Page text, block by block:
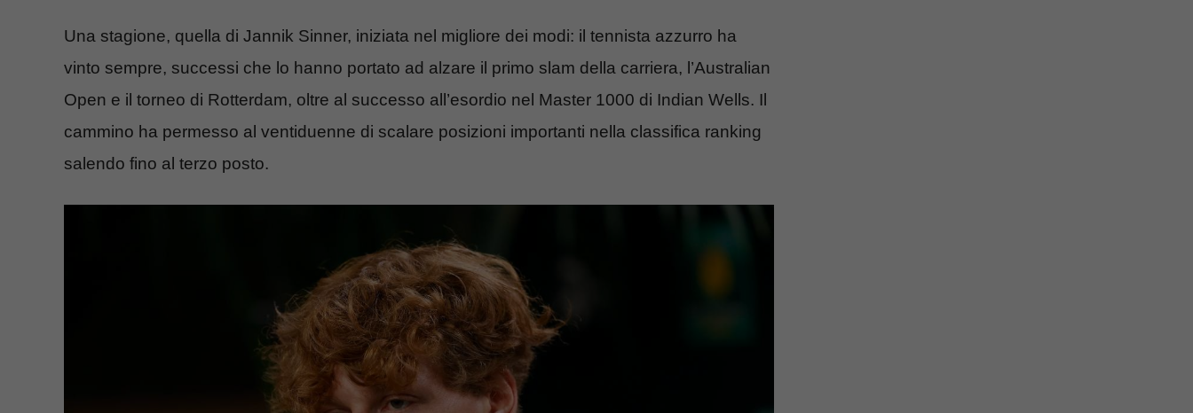
Una stagione, quella di Jannik Sinner, iniziata nel migliore dei modi: il tennista azzurro ha
vinto sempre, successi che lo hanno portato ad alzare il primo slam della carriera, l’Australian
Open e il torneo di Rotterdam, oltre al successo all’esordio nel Master 1000 di Indian Wells. Il
cammino ha permesso al ventiduenne di scalare posizioni importanti nella classifica ranking
salendo fino al terzo posto.